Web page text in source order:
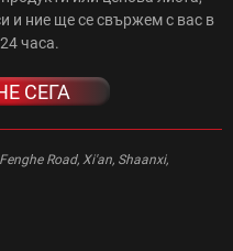
и ние ще се свържем с вас в
часа.
СЕГА
Road, Xi'an, Shaanxi,